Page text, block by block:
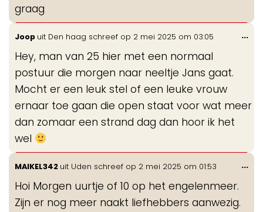
graag
Joop uit Den haag schreef op 2 mei 2025 om 03:05
Hey, man van 25 hier met een normaal
postuur die morgen naar neeltje Jans gaat.
Mocht er een leuk stel of een leuke vrouw
ernaar toe gaan die open staat voor wat meer
dan zomaar een strand dag dan hoor ik het
wel
...
MAIKEL342 uit Uden schreef op 2 mei 2025 om 01:53
Hoi Morgen uurtje of 10 op het engelenmeer.
Zijn er nog meer naakt liefhebbers aanwezig.
...